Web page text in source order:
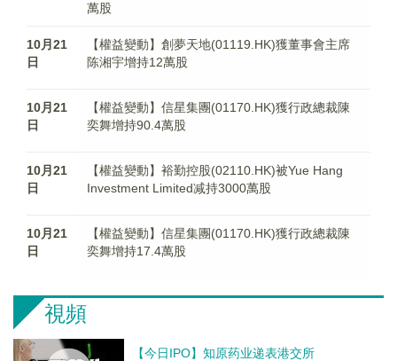
萬股
10月21
日
【權益變動】創夢天地(01119.HK)獲董事會主席
陈湘宇增持12萬股
10月21
日
【權益變動】信星集團(01170.HK)獲行政總裁陳
奕舞增持90.4萬股
10月21
日
【權益變動】裕勤控股(02110.HK)被Yue Hang
Investment Limited减持3000萬股
10月21
日
【權益變動】信星集團(01170.HK)獲行政總裁陳
奕舞增持17.4萬股
視頻
【今日IPO】知原药业递表港交所